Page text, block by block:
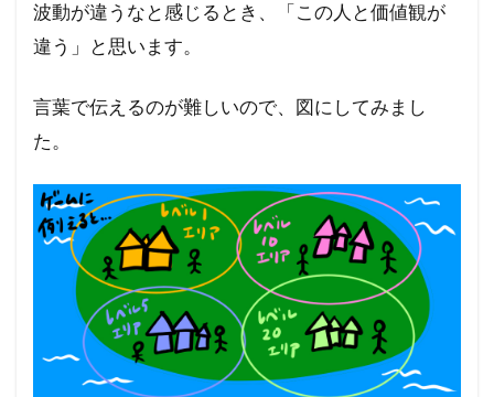
波動が違うなと感じるとき、「この人と価値観が
違う」と思います。
言葉で伝えるのが難しいので、図にしてみまし
た。